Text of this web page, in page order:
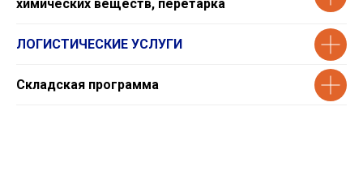
химических веществ, перетарка
ЛОГИСТИЧЕСКИЕ УСЛУГИ
Складская программа